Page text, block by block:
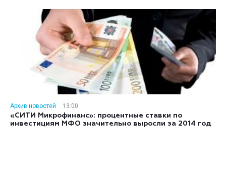
Архив новостей
13:00
«СИТИ Микрофинанс»: процентные ставки по
инвестициям МФО значительно выросли за 2014 год